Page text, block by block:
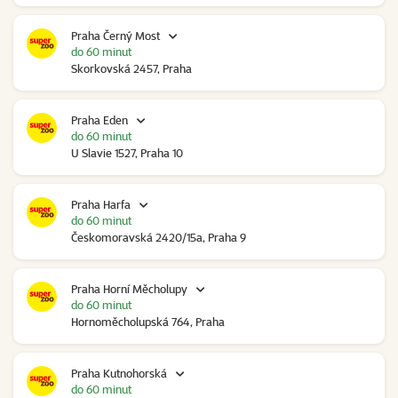
Praha Černý Most
Skorkovská 2457, Praha
do 60 minut
Praha Eden
U Slavie 1527, Praha 10
do 60 minut
Praha Harfa
Českomoravská 2420/15a, Praha 9
do 60 minut
Praha Horní Měcholupy
Hornoměcholupská 764, Praha
do 60 minut
Praha Kutnohorská
do 60 minut